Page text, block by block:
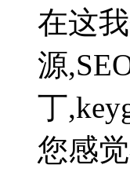
在这
源
丁
您感